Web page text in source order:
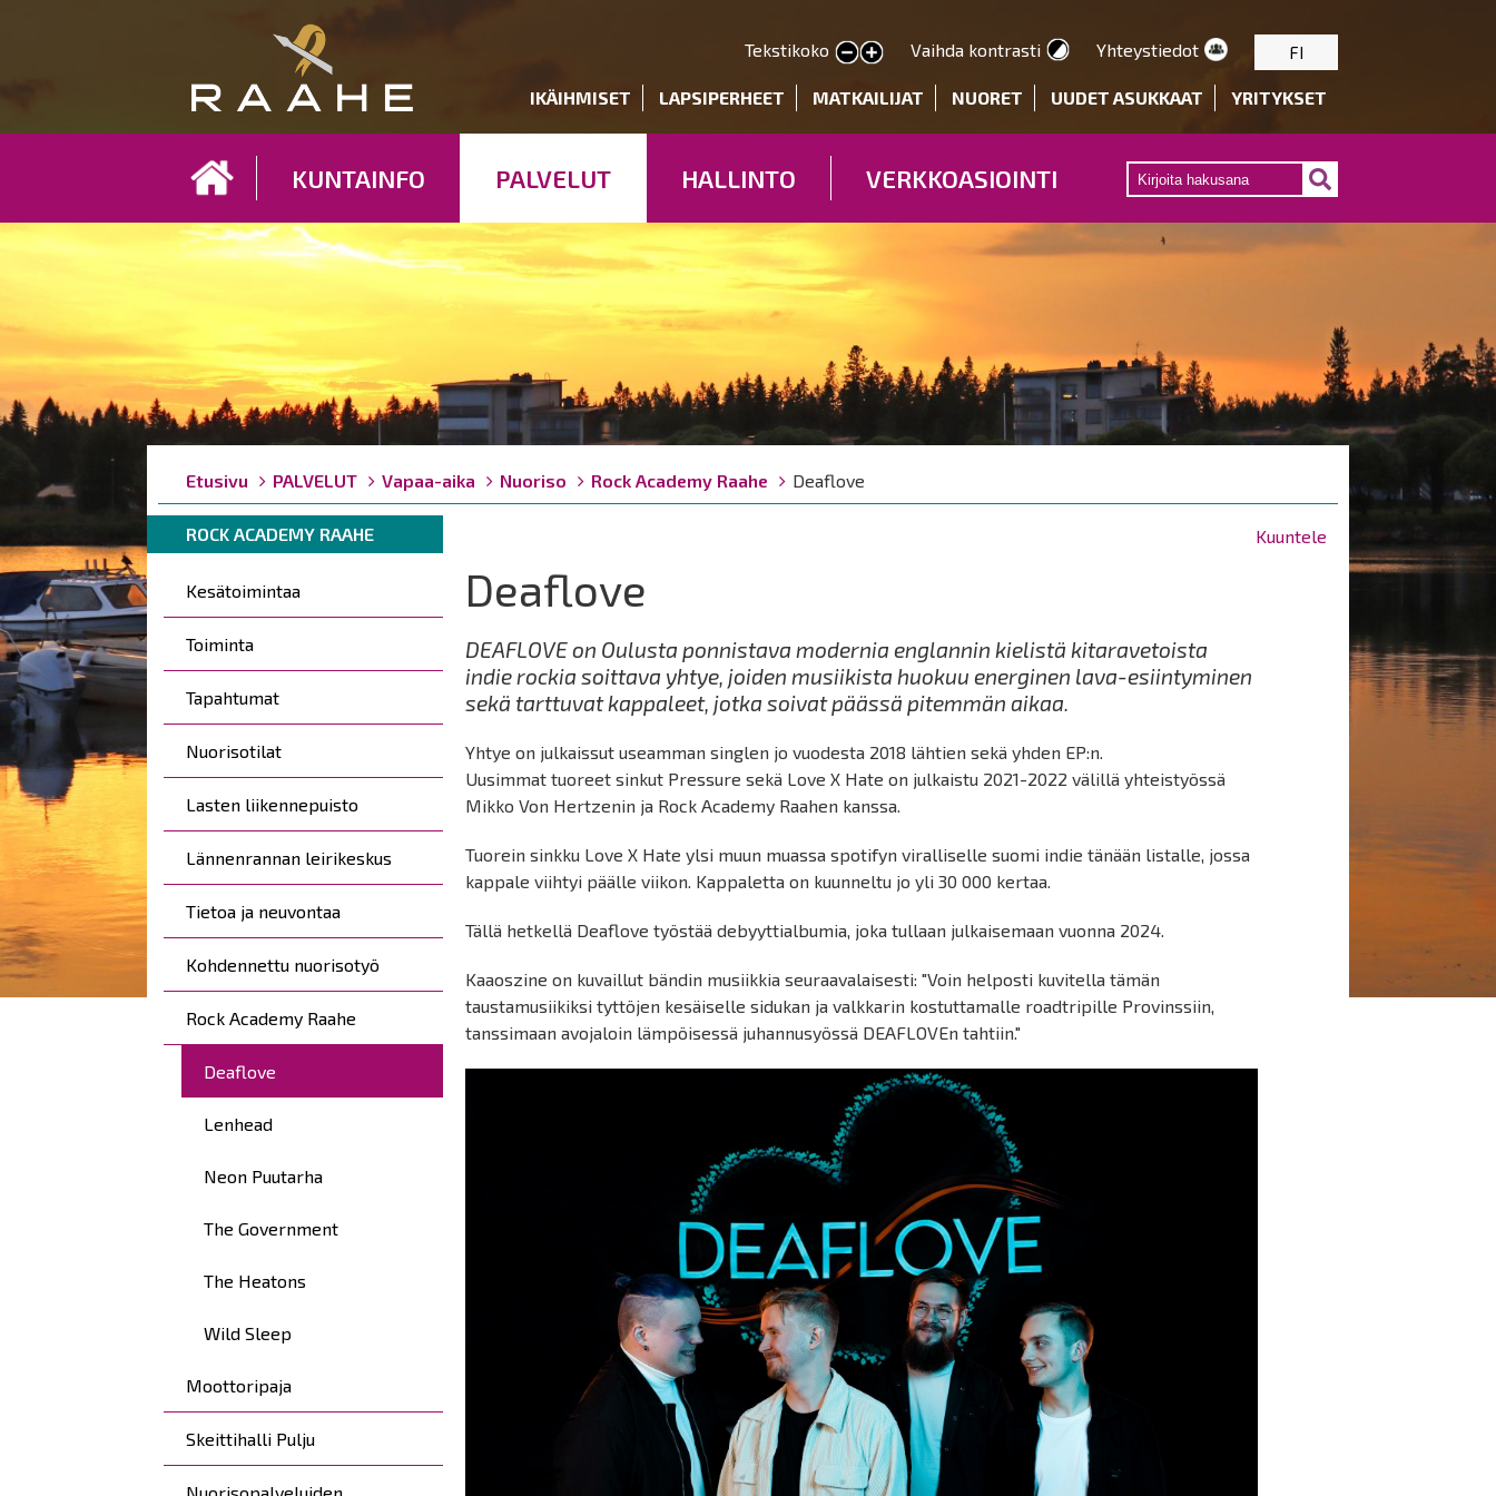
pääsisältöön
Tekstikoko
Pienennä tekstin kokoa
Suurenna tekstin kokoa Vaihda kontrasti Yhteystiedot FI
Kohderyhmät
IKÄIHMISET LAPSIPERHEET MATKAILIJAT NUORET UUDET ASUKKAAT YRITYKSET
KUNTAINFO PALVELUT HALLINTO VERKKOASIOINTI
Breadcrumbs
You
are
here:
Etusivu PALVELUT Vapaa-aika Nuoriso Rock Academy Raahe Deaflove
Breadcrumbs
are
here:
ROCK ACADEMY RAAHE Kuuntele
Päävalikko
Kesätoimintaa
Toiminta
Tapahtumat
Nuorisotilat
Lasten liikennepuisto
Lännenrannan leirikeskus
Tietoa ja neuvontaa
Kohdennettu nuorisotyö
Rock Academy Raahe
Deaflove
Lenhead
Neon Puutarha
The Government
The Heatons
Wild Sleep
Moottoripaja
Skeittihalli Pulju
Deaflove
DEAFLOVE on Oulusta ponnistava modernia englannin kielistä kitaravetoista
indie rockia soittava yhtye, joiden musiikista huokuu energinen lava-esiintyminen
sekä tarttuvat kappaleet, jotka soivat päässä pitemmän aikaa.
Yhtye on julkaissut useamman singlen jo vuodesta 2018 lähtien sekä yhden EP:n.
Uusimmat tuoreet sinkut Pressure sekä Love X Hate on julkaistu 2021-2022 välillä yhteistyössä
Mikko Von Hertzenin ja Rock Academy Raahen kanssa.
Tuorein sinkku Love X Hate ylsi muun muassa spotifyn viralliselle suomi indie tänään listalle, jossa
kappale viihtyi päälle viikon. Kappaletta on kuunneltu jo yli 30 000 kertaa.
Tällä hetkellä Deaflove työstää debyyttialbumia, joka tullaan julkaisemaan vuonna 2024.
Kaaoszine on kuvaillut bändin musiikkia seuraavalaisesti: "Voin helposti kuvitella tämän
taustamusiikiksi tyttöjen kesäiselle sidukan ja valkkarin kostuttamalle roadtripille Provinssiin,
tanssimaan avojaloin lämpöisessä juhannusyössä DEAFLOVEn tahtiin."